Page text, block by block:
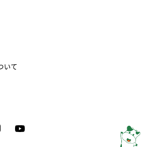
いて